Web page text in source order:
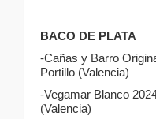
BACO DE PLATA
-Cañas y Barro
Portillo (Valencia)
-Vegamar Blanco
(Valencia)